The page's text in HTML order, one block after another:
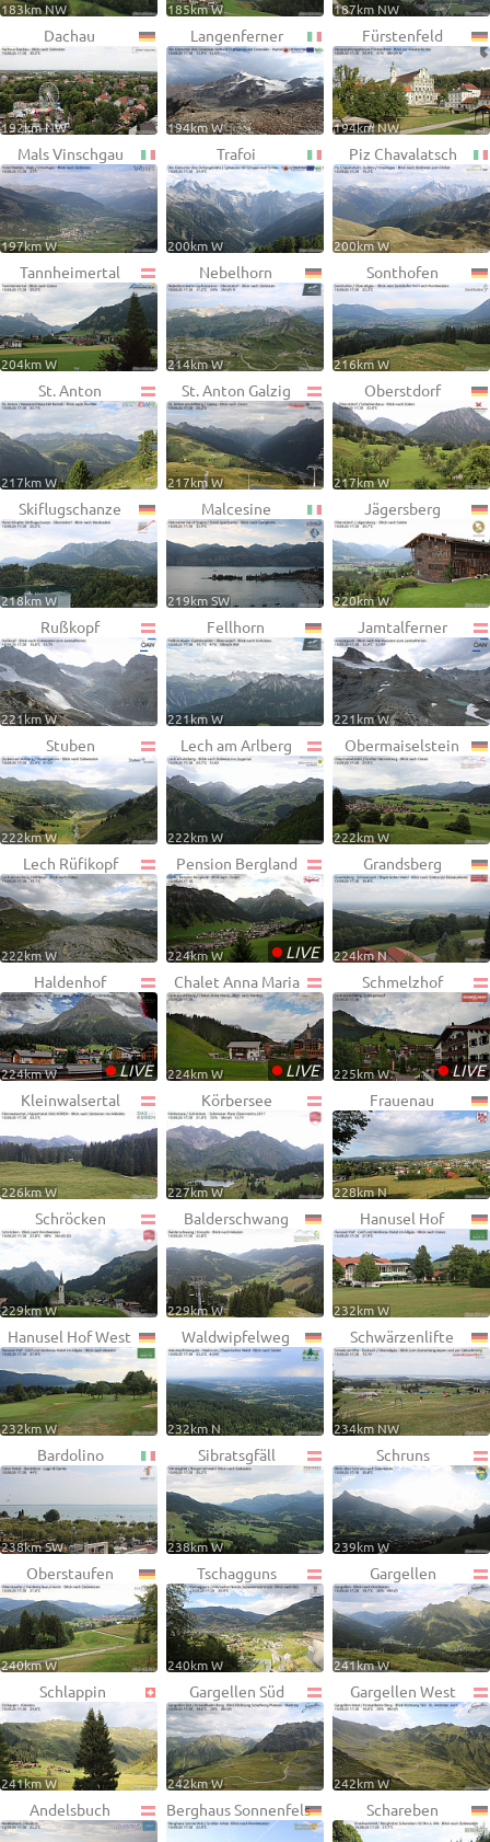
183km NW 185km W 187km NW
Dachau
192km NW
Langenferner
194km W
Fürstenfeld
194km NW
Mals Vinschgau
197km W
Trafoi
200km W
Piz Chavalatsch
200km W
Tannheimertal
204km W
Nebelhorn
214km W
Sonthofen
216km W
St. Anton
217km W
St. Anton Galzig
217km W
Oberstdorf
217km W
Skiflugschanze
218km W
Malcesine
219km SW
Jägersberg
220km W
Rußkopf
221km W
Fellhorn
221km W
Jamtalferner
221km W
Stuben
222km W
Lech am Arlberg
222km W
Obermaiselstein
222km W
Lech Rüfikopf
222km W
Pension Bergland
•LIVE
224km W
Grandsberg
224km N
Haldenhof
•LIVE
224km W
Chalet Anna Maria
•LIVE
224km W
Schmelzhof
•LIVE
225km W
Kleinwalsertal
226km W
Körbersee
227km W
Frauenau
228km N
Schröcken
229km W
Balderschwang
229km W
Hanusel Hof
232km W
Hanusel Hof West
232km W
Waldwipfelweg
232km N
Schwärzenlifte
234km NW
Bardolino
238km SW
Sibratsgfäll
238km W
Schruns
239km W
Oberstaufen
240km W
Tschagguns
240km W
Gargellen
241km W
Schlappin
241km W
Gargellen Süd
242km W
Gargellen West
242km W
Andelsbuch Berghaus Sonnenfels Schareben